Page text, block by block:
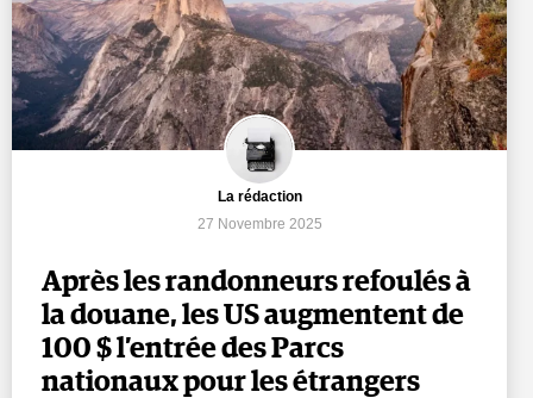
La rédaction
27 Novembre 2025
Après les randonneurs refoulés à
la douane, les US augmentent de
100 $ l’entrée des Parcs
nationaux pour les étrangers